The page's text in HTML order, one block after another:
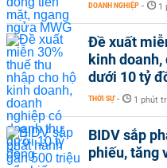
DOANH NGHIỆP - 1
Đề xuất
kinh
dưới 10 tỷ
THỜI SỰ - 1 phút
BIDV sắp
phiếu, tăng